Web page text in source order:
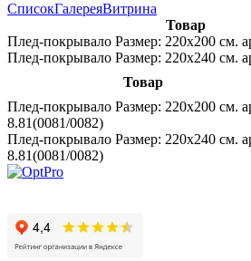
СписокГалереяВитрина
Товар
Плед-покрывало Размер: 220х200 см.
Плед-покрывало Размер: 220х240 см.
Товар
Плед-покрывало Размер: 220х200 см.
8.81(0081/0082)
Плед-покрывало Размер: 220х240 см.
8.81(0081/0082)